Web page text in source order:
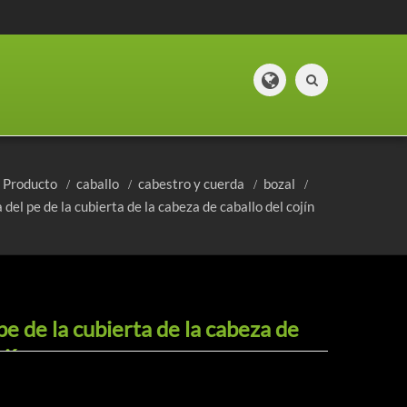
Producto caballo cabestro y cuerda
bozal
del pe de la cubierta de la cabeza de caballo del cojín
de la cubierta de la cabeza de